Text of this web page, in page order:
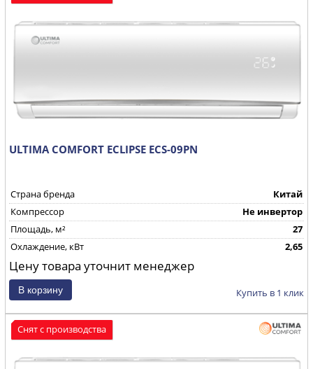
ULTIMA COMFORT ECLIPSE ECS-09PN
Страна бренда
Китай
Компрессор
Не инвертор
Площадь, м²
27
Охлаждение, кВт
2,65
Цену товара уточнит менеджер
Купить в 1 клик
Снят с производства